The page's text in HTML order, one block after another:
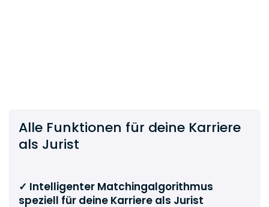
Alle Funktionen für deine Karriere
als Jurist
✓ Intelligenter Matchingalgorithmus
speziell für deine Karriere als Jurist